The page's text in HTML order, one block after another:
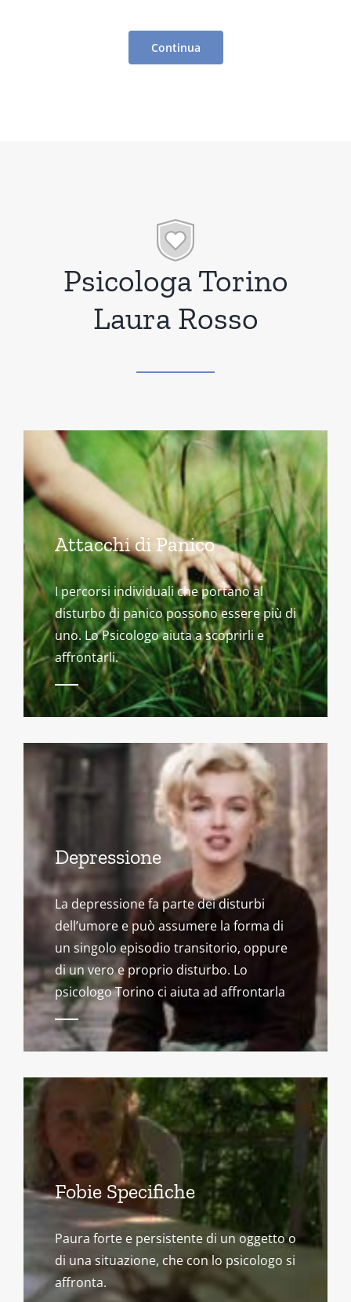
Continua
Psicologa Torino
Laura Rosso
Attacchi di Panico
I percorsi individuali che portano al
disturbo di panico possono essere più di
uno. Lo Psicologo aiuta a scoprirli e
affrontarli.
Depressione
La depressione fa parte dei disturbi
dell’umore e può assumere la forma di
un singolo episodio transitorio, oppure
di un vero e proprio disturbo. Lo
psicologo Torino ci aiuta ad affrontarla
Fobie Specifiche
Paura forte e persistente di un oggetto o
di una situazione, che con lo psicologo si
affronta.